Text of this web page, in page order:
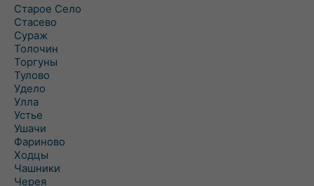
Старое Село
Стасево
Сураж
Толочин
Торгуны
Тулово
Удело
Улла
Устье
Ушачи
Фариново
Ходцы
Чашники
Черея